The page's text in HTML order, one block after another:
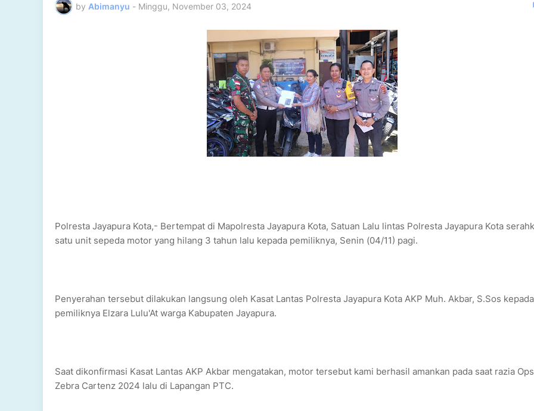
by Abimanyu - Minggu, November 03, 2024
Polresta Jayapura Kota,- Bertempat di Mapolresta Jayapura Kota, Satuan Lalu lintas Polresta Jayapura Kota
satu unit sepeda motor yang hilang 3 tahun lalu kepada pemiliknya, Senin (04/11) pagi.
Penyerahan tersebut dilakukan langsung oleh Kasat Lantas Polresta Jayapura Kota AKP Muh. Akbar, S.Sos kepada
pemiliknya Elzara Lulu'At warga Kabupaten Jayapura.
Saat dikonfirmasi Kasat Lantas AKP Akbar mengatakan, motor tersebut kami berhasil amankan pada saat razia Ops
Zebra Cartenz 2024 lalu di Lapangan PTC.